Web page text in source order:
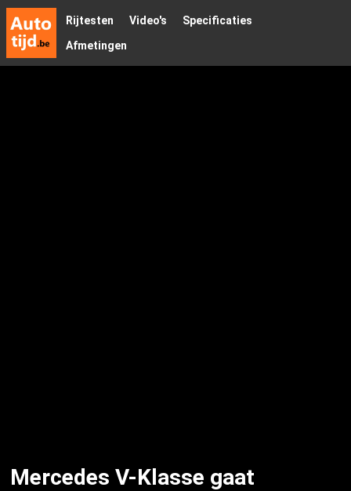
Rijtesten Video's
Specificaties
Afmetingen
Mercedes V-Klasse gaat